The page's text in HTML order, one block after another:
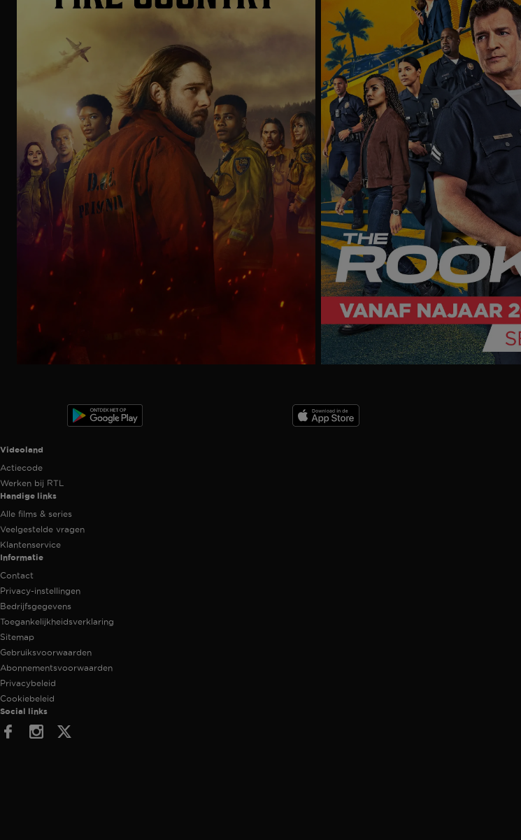
Trailer
Videoland useful links.
Videoland
Actiecode
Werken bij RTL
Handige links
Alle films & series
Veelgestelde vragen
Klantenservice
Informatie
Contact
Privacy-instellingen
Bedrijfsgegevens
Toegankelijkheidsverklaring
Sitemap
Gebruiksvoorwaarden
Abonnementsvoorwaarden
Privacybeleid
Cookiebeleid
Social links
FacebookInstagram